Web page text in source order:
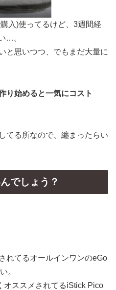
入)使ってるけど、3週間経
…。
と思いつつ、でもまだ大量に
り始めると一気にコスト
てる所なので、纏まったらい
でしょう？
れてるオールインワンのeGo
。
オススメされてるiStick Pico